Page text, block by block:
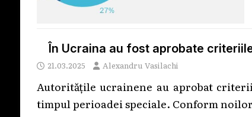
În Ucraina au fost aprobate
21.03.2025 Alexandru Vasilachi
Autoritățile ucrainene au aprobat
timpul perioadei speciale. Conform